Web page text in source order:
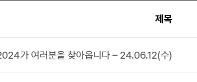
제목
가 여러분을 찾아옵니다 – 24.06.12(수)